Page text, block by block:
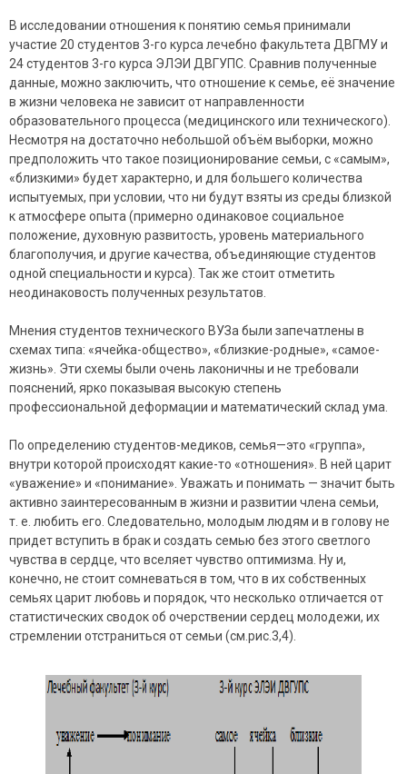
В исследовании отношения к понятию семья принимали
участие 20 студентов 3-го курса лечебно факультета ДВГМУ и
24 студентов 3-го курса ЭЛЭИ ДВГУПС. Сравнив полученные
данные, можно заключить, что отношение к семье, её значение
в жизни человека не зависит от направленности
образовательного процесса (медицинского или технического).
Несмотря на достаточно небольшой объём выборки, можно
предположить что такое позиционирование семьи, с «самым»,
«близкими» будет характерно, и для большего количества
испытуемых, при условии, что ни будут взяты из среды близкой
к атмосфере опыта (примерно одинаковое социальное
положение, духовную развитость, уровень материального
благополучия, и другие качества, объединяющие студентов
одной специальности и курса). Так же стоит отметить
неодинаковость полученных результатов.
Мнения студентов технического ВУЗа были запечатлены в
схемах типа: «ячейка-общество», «близкие-родные», «самое-
жизнь». Эти схемы были очень лаконичны и не требовали
пояснений, ярко показывая высокую степень
профессиональной деформации и математический склад ума.
По определению студентов-медиков, семья—это «группа»,
внутри которой происходят какие-то «отношения». В ней царит
«уважение» и «понимание». Уважать и понимать — значит быть
активно заинтересованным в жизни и развитии члена семьи,
т. е. любить его. Следовательно, молодым людям и в голову не
придет вступить в брак и создать семью без этого светлого
чувства в сердце, что вселяет чувство оптимизма. Ну и,
конечно, не стоит сомневаться в том, что в их собственных
семьях царит любовь и порядок, что несколько отличается от
статистических сводок об очерствении сердец молодежи, их
стремлении отстраниться от семьи (см.рис.3,4).